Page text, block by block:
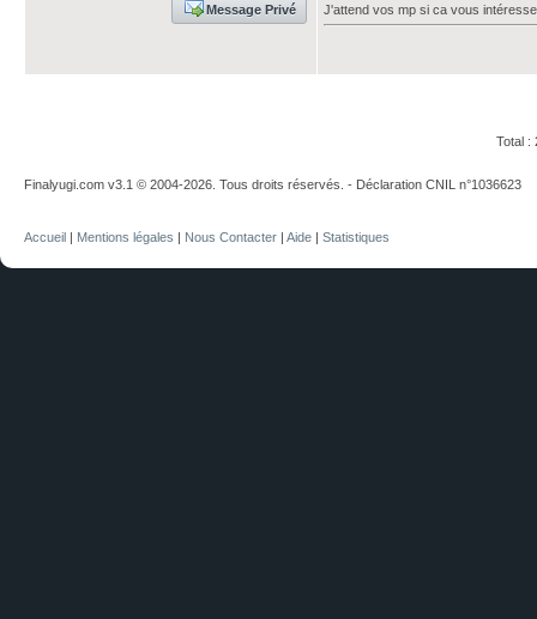
Message Privé
J'attend vos mp si ca vous
Total :
Finalyugi.com v3.1 © 2004-2026. Tous droits réservés. - Déclaration CNIL n°1036623
Accueil | Mentions légales | Nous Contacter | Aide | Statistiques